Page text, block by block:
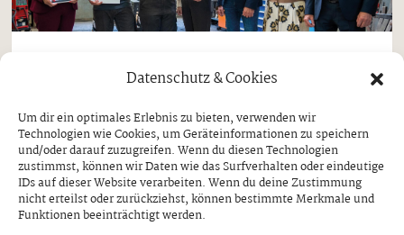
Datenschutz & Cookies
Um dir ein optimales Erlebnis zu bieten, verwenden wir
Technologien wie Cookies, um Geräteinformationen zu speichern
und/oder darauf zuzugreifen. Wenn du diesen Technologien
zustimmst, können wir Daten wie das Surfverhalten oder eindeutige
IDs auf dieser Website verarbeiten. Wenn du deine Zustimmung
nicht erteilst oder zurückziehst, können bestimmte Merkmale und
Funktionen beeinträchtigt werden.
„Lehrling des Monats“ kommt aus
Ginzling
MAGDALENA KERN ERHIELT
AUSZEICHNUNG DURCH ARBEITS- UND
JUGENDLANDESRÄTIN ASTRID MAIR